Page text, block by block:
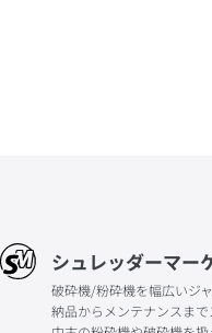
シュレッダーマー
破砕機/粉砕機を幅広いジ
納品からメンテナンスま